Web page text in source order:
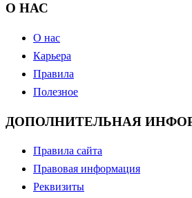
О НАС
О нас
Карьера
Правила
Полезное
ДОПОЛНИТЕЛЬНАЯ
Правила сайта
Правовая информация
Реквизиты